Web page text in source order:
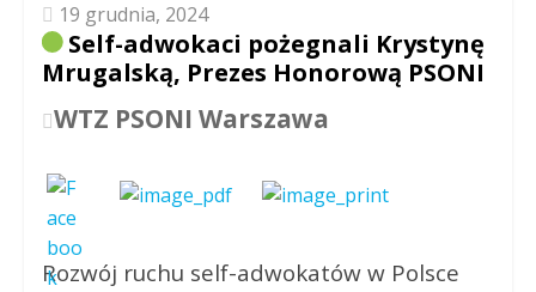
19 grudnia, 2024
Self-adwokaci pożegnali Krystynę
Mrugalską, Prezes Honorową PSONI
WTZ PSONI Warszawa
Rozwój ruchu self-adwokatów w Polsce